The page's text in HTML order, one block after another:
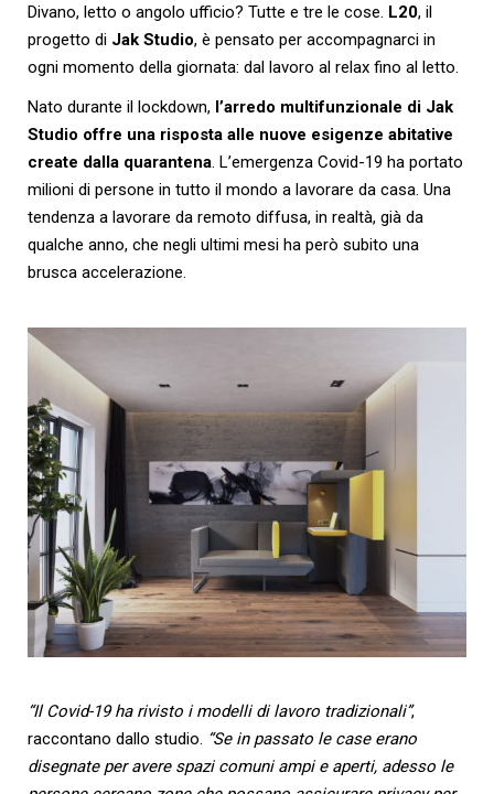
Divano, letto o angolo ufficio? Tutte e tre le cose. L20, il
progetto di Jak Studio, è pensato per accompagnarci in
ogni momento della giornata: dal lavoro al relax fino al letto.
Nato durante il lockdown, l’arredo multifunzionale di Jak
Studio offre una risposta alle nuove esigenze abitative
create dalla quarantena. L’emergenza Covid-19 ha portato
milioni di persone in tutto il mondo a lavorare da casa. Una
tendenza a lavorare da remoto diffusa, in realtà, già da
qualche anno, che negli ultimi mesi ha però subito una
brusca accelerazione.
“Il Covid-19 ha rivisto i modelli di lavoro tradizionali”,
raccontano dallo studio. “Se in passato le case erano
disegnate per avere spazi comuni ampi e aperti, adesso le